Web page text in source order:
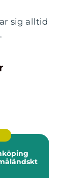
sig alltid